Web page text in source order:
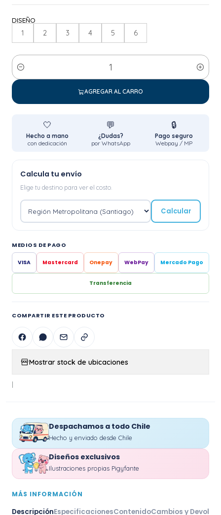
DISEÑO
1 2 3 4 5 6
Cantidad
AGREGAR AL CARRO
🤍
Hecho a mano
con dedicación
💬
¿Dudas?
por WhatsApp
🔒
Pago seguro
Webpay / MP
Calcula tu envío
Elige tu destino para ver el costo.
Calcular
MEDIOS DE PAGO
VISA Mastercard Onepay WebPay Mercado Pago
Transferencia
COMPARTIR ESTE PRODUCTO
Mostrar stock de ubicaciones
|
Despachamos a todo Chile
Hecho y enviado desde Chile
Diseños exclusivos
Ilustraciones propias Pigyfante
MÁS INFORMACIÓN
DescripciónEspecificacionesContenidoCambios y